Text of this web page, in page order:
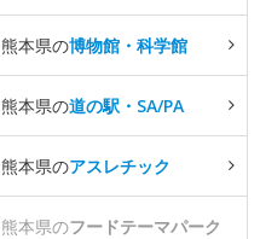
熊本県の博物館・科学館
熊本県の道の駅・SA/PA
熊本県のアスレチック
熊本県のフードテーマパーク